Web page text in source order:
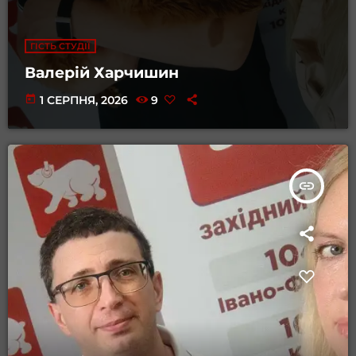
ГІСТЬ СТУДІЇ
Валерій Харчишин
today 1 СЕРПНЯ, 2026 9
insert_link